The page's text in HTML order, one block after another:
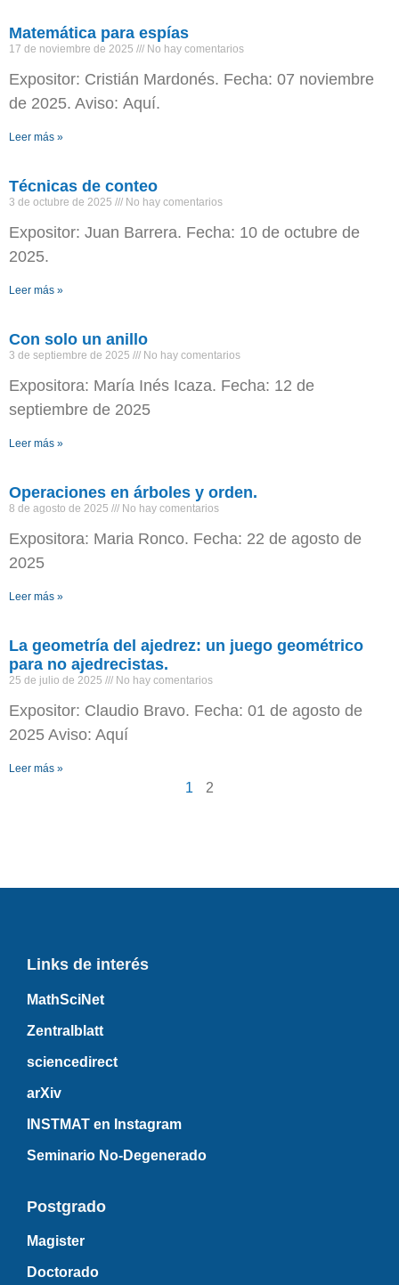
Matemática para espías
17 de noviembre de 2025 No hay comentarios
Expositor: Cristián Mardonés. Fecha: 07 noviembre
de 2025. Aviso: Aquí.
Leer más »
Técnicas de conteo
3 de octubre de 2025 No hay comentarios
Expositor: Juan Barrera. Fecha: 10 de octubre de
2025.
Leer más »
Con solo un anillo
3 de septiembre de 2025 No hay comentarios
Expositora: María Inés Icaza. Fecha: 12 de
septiembre de 2025
Leer más »
Operaciones en árboles y orden.
8 de agosto de 2025 No hay comentarios
Expositora: Maria Ronco. Fecha: 22 de agosto de
2025
Leer más »
La geometría del ajedrez: un juego geométrico
para no ajedrecistas.
25 de julio de 2025 No hay comentarios
Expositor: Claudio Bravo. Fecha: 01 de agosto de
2025 Aviso: Aquí
Leer más »
1 2
Links de interés
MathSciNet
Zentralblatt
sciencedirect
arXiv
INSTMAT en Instagram
Seminario No-Degenerado
Postgrado
Magister
Doctorado